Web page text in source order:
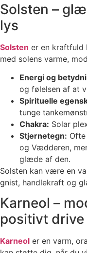
Solsten –
lys
Solsten er en kraftfuld
med solens varme,
Energi og
og følelsen af at
Spirituelle
tunge
Chakra: Solar
Stjernetegn:
og Vædderen,
glæde af den.
Solsten kan være en
gnist, handlekraft og
Karneol –
positivt drive
Karneol er en varm,